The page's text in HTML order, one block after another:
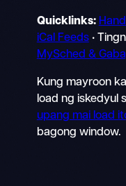
Quicklinks:
iCal Feeds•
MySched &
Kung mayroon
load ng iskedyul
upang mai load
bagong window.